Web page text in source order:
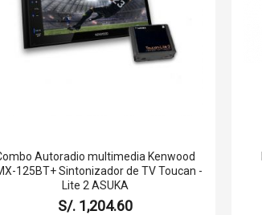
Autoradio multimedia Kenwood
125BT+ Sintonizador de TV Toucan -
Lite 2 ASUKA
S/. 1,204.60